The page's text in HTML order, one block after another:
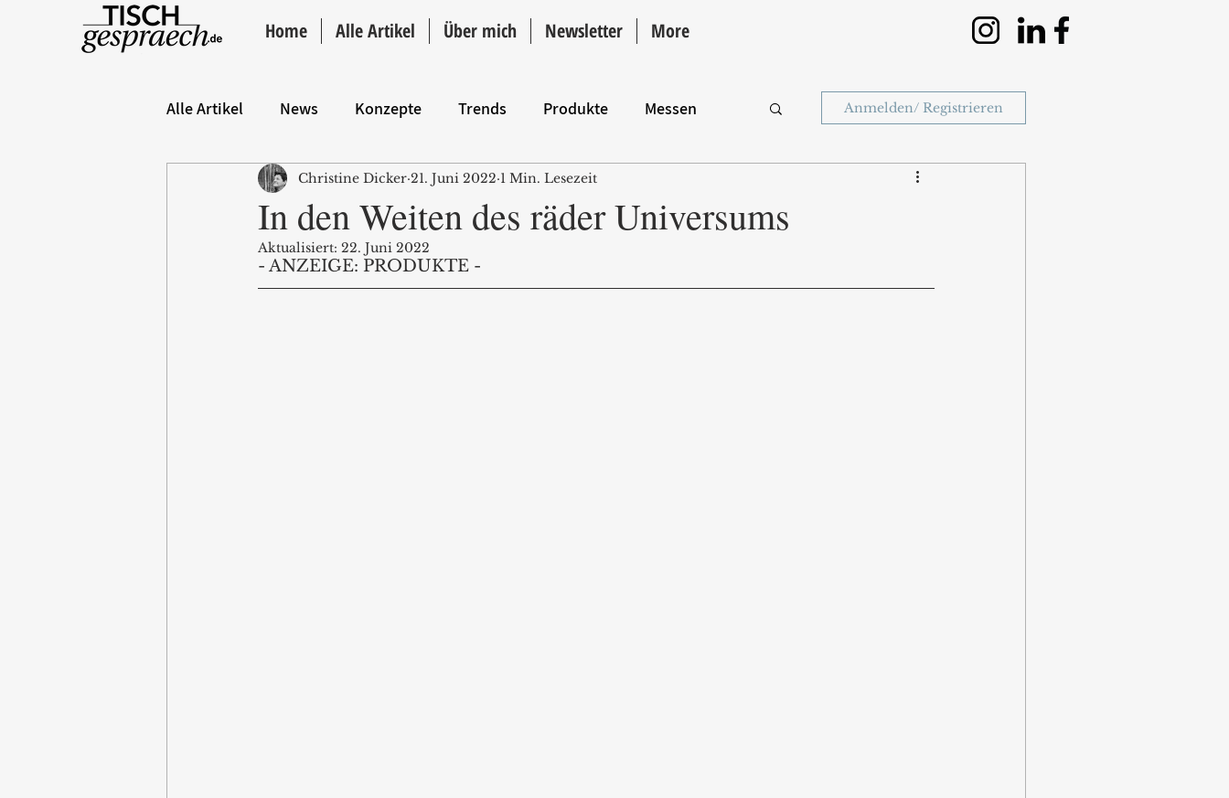
Home Alle Artikel Über mich Newsletter More
Alle Artikel News Konzepte Trends Produkte Messen
Hintergrund ANZEIGE Intro
Anmelden/ Registrieren
In den Weiten des räder Universums
Christine Dicker 21. Juni 2022 1 Min. Lesezeit
Aktualisiert: 22. Juni 2022
- ANZEIGE: PRODUKTE -